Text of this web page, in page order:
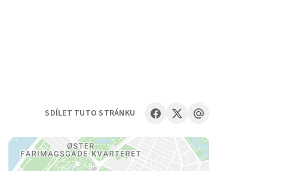
SDÍLET TUTO STRÁNKU